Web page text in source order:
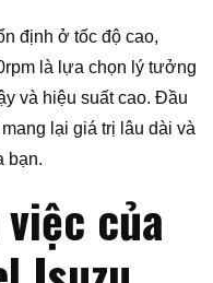
định ở tốc độ cao,
là lựa chọn lý tưởng
và hiệu suất cao. Đầu
lại giá trị lâu dài và
bạn.
của